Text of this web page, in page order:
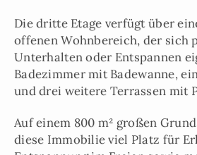
Die dritte Etage verfügt über
offenen Wohnbereich, der sich
Unterhalten oder Entspannen
Badezimmer mit Badewanne,
und drei weitere Terrassen mit
Auf einem 800 m² großen
diese Immobilie viel Platz für